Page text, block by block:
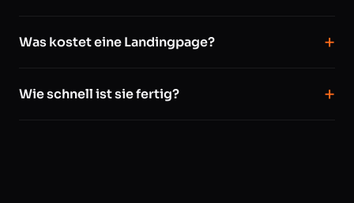
Was kostet eine Landingpage?
Wie schnell ist sie fertig?